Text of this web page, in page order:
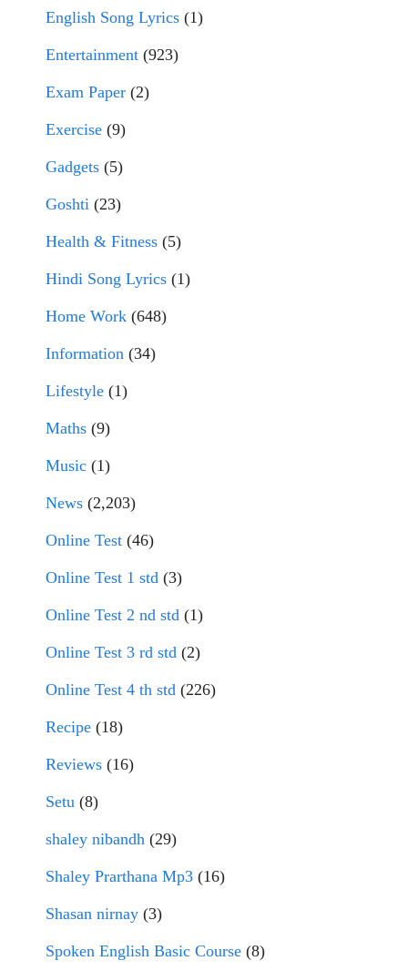
English Song Lyrics (1)
Entertainment (923)
Exam Paper (2)
Exercise (9)
Gadgets (5)
Goshti (23)
Health & Fitness (5)
Hindi Song Lyrics (1)
Home Work (648)
Information (34)
Lifestyle (1)
Maths (9)
Music (1)
News (2,203)
Online Test (46)
Online Test 1 std (3)
Online Test 2 nd std (1)
Online Test 3 rd std (2)
Online Test 4 th std (226)
Recipe (18)
Reviews (16)
Setu (8)
shaley nibandh (29)
Shaley Prarthana Mp3 (16)
Shasan nirnay (3)
Spoken English Basic Course (8)